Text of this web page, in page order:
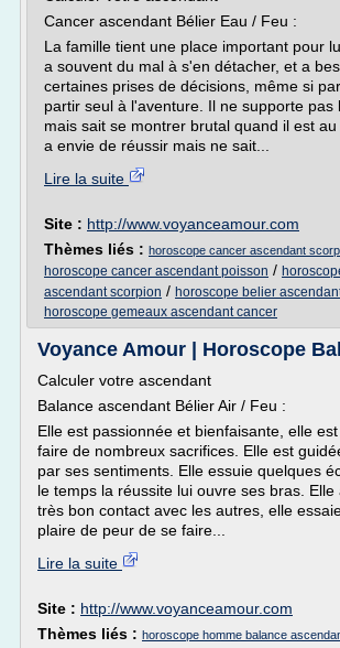
Cancer ascendant Bélier Eau / Feu :
La famille tient une place important pour
a souvent du mal à s'en détacher, et a
certaines prises de décisions, même si
partir seul à l'aventure. Il ne supporte pas
mais sait se montrer brutal quand il est
a envie de réussir mais ne sait...
Lire la suite
Site : http://www.voyanceamour.com
Thèmes liés : horoscope cancer ascendant
horoscope cancer ascendant poisson /
ascendant scorpion / horoscope belier
horoscope gemeaux ascendant cancer
Voyance Amour | Horoscope
Calculer votre ascendant
Balance ascendant Bélier Air / Feu :
Elle est passionnée et bienfaisante, elle
faire de nombreux sacrifices. Elle est
par ses sentiments. Elle essuie quelques
le temps la réussite lui ouvre ses bras. Elle
très bon contact avec les autres, elle
plaire de peur de se faire...
Lire la suite
Site : http://www.voyanceamour.com
Thèmes liés : horoscope homme balance